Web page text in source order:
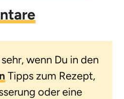
wenn Du in den
Tipps zum Rezept,
oder eine